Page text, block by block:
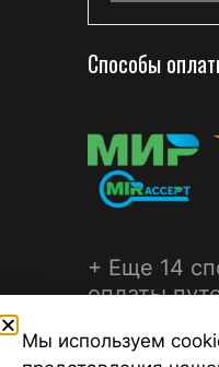
Способы
+ Еще 14
оплаты
Мы используем